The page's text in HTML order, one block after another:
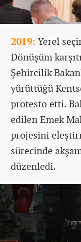
2019: Yerel
Dönüşüm
Şehircilik
yürüttüğü
protesto etti.
edilen Emek
projesini
sürecinde
düzenledi.